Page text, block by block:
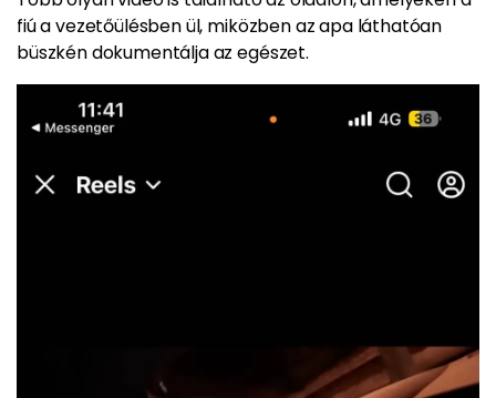
fiú a vezetőülésben ül, miközben az apa láthatóan
büszkén dokumentálja az egészet.